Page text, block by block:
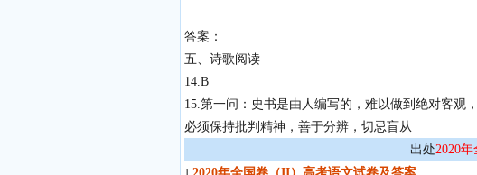
答案：
五、诗歌阅读
14.B
15.第一问：史书是由人编写的，难以做到绝对客观
必须保持批判精神，善于分辨，切忌盲从
出处2020